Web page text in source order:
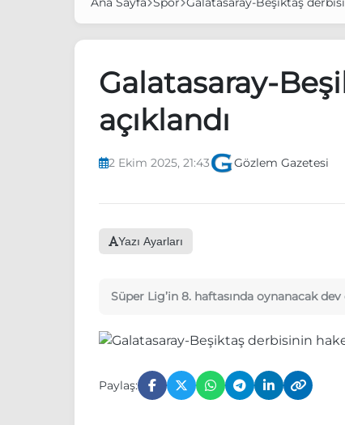
Galatasaray-
açıklandı
2 Ekim 2025, 21:43 Gözlem Gazetesi
Yazı Ayarları
Süper Lig’in 8. haftasında oynanacak
Paylaş: